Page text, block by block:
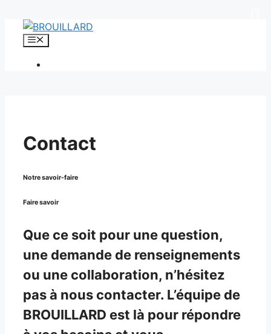
Aller
Menu
Contact
Notre savoir-faire
Faire savoir
Que ce soit pour une question,
une demande de renseignements
ou une collaboration, n’hésitez
pas à nous contacter. L’équipe de
BROUILLARD est là pour répondre